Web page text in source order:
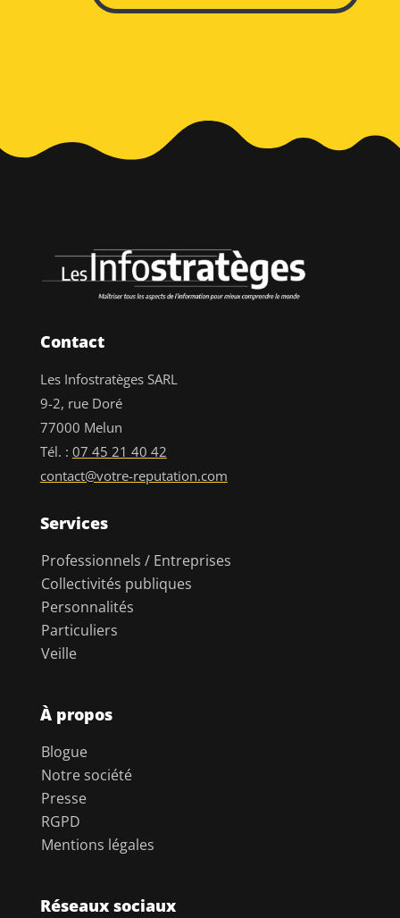
Contact
Les Infostratèges SARL
9-2, rue Doré
77000 Melun
Tél. : 07 45 21 40 42
contact@votre-reputation.com
Services
Professionnels / Entreprises
Collectivités publiques
Personnalités
Particuliers
Veille
À propos
Blogue
Notre société
Presse
RGPD
Mentions légales
Réseaux sociaux